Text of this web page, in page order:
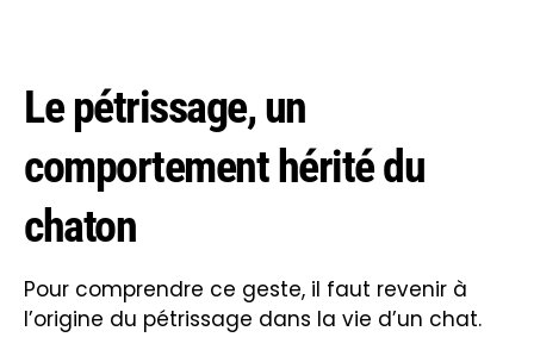
Le pétrissage, un
comportement hérité du
chaton
Pour comprendre ce geste, il faut revenir à
l’origine du pétrissage dans la vie d’un chat.